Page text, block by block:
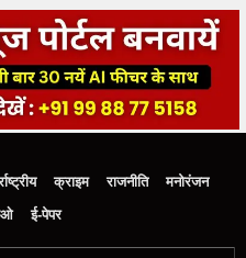
क्राइम राजनीति
मनोरंजन
ई-पेपर